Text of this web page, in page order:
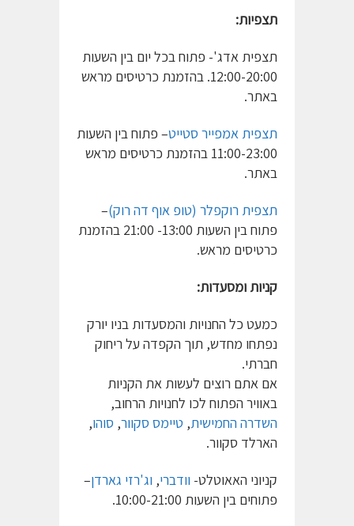
תצפיות:
תצפית אדג'- פתוח בכל יום בין השעות
12:00-20:00. בהזמנת כרטיסים מראש
באתר.
תצפית אמפייר סטייט– פתוח בין השעות
11:00-23:00 בהזמנת כרטיסים מראש
באתר.
תצפית רוקפלר (טופ אוף דה רוק)–
פתוח בין השעות 13:00- 21:00 בהזמנת
כרטיסים מראש.
קניות ומסעדות:
כמעט כל החנויות והמסעדות בניו יורק
נפתחו מחדש, תוך הקפדה על ריחוק
חברתי.
אם אתם רוצים לעשות את הקניות
באוויר הפתוח לכו לחנויות הרחוב,
השדרה החמישית, טיימס סקוור, סוהו,
הארלד סקוור.
קניוני האאוטלט- וודברי, וג'רזי גארדן–
פתוחים בין השעות 10:00-21:00.